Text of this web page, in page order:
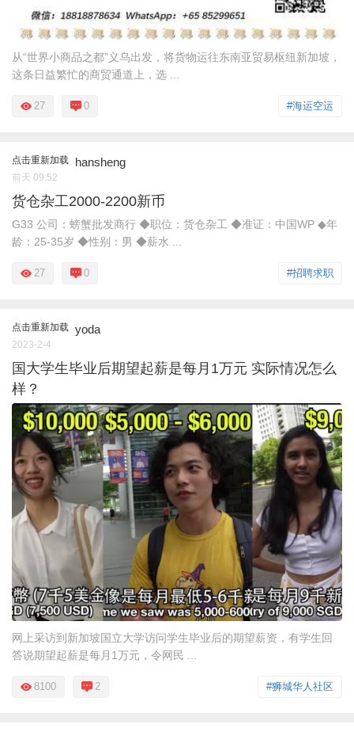
从“世界小商品之都”义乌出发，将货物运往东南亚贸易枢纽新加坡，
这条日益繁忙的商贸通道上，选 ...
#海运空运
27 0
点击重新加载 hansheng
前天 09:52
货仓杂工2000‑2200新币
G33 公司：螃蟹批发商行 ◆职位：货仓杂工 ◆准证：中国WP ◆年
龄：25‑35岁 ◆性别：男 ◆薪水 ...
#招聘求职
27 0
点击重新加载 yoda
2023-2-4
国大学生毕业后期望起薪是每月1万元 实际情况怎么
样？
网上采访到新加坡国立大学访问学生毕业后的期望薪资，有学生回
答说期望起薪是每月1万元，令网民 ...
#狮城华人社区
8100 2